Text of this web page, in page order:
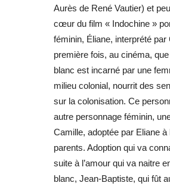
Aurès de René Vautier) et
cœur du film « Indochine »
féminin, Éliane, interprété par
première fois, au cinéma,
blanc est incarné par une
milieu colonial, nourrit des
sur la colonisation. Ce
autre personnage féminin,
Camille, adoptée par Eliane
parents. Adoption qui va
suite à l’amour qui va naitre
blanc, Jean-Baptiste, qui fût